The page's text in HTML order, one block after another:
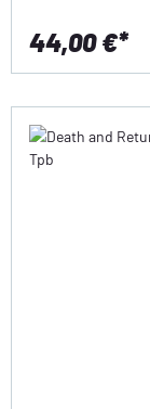
44,00 €*